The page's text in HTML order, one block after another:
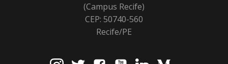
(Campus Recife)
CEP: 50740-560
Recife/PE